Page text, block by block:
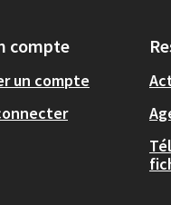
compte
un compte